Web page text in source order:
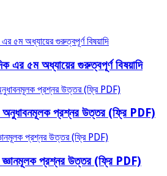
এর ৫ম অধ্যায়ের গুরুত্বপূর্ণ বিষয়াদি
অনুধাবনমূলক প্রশ্নর উত্তর (ফ্রি PDF)
জ্ঞানমূলক প্রশ্নর উত্তর (ফ্রি PDF)